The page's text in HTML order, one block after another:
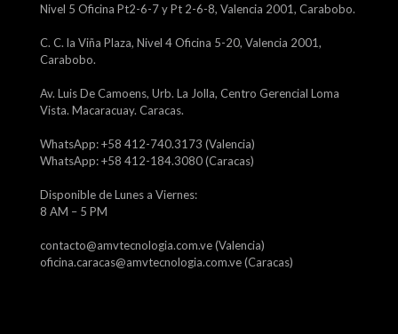
Nivel 5 Oficina Pt2-6-7 y Pt 2-6-8, Valencia 2001, Carabobo.
C. C. la Viña Plaza, Nivel 4 Oficina 5-20, Valencia 2001,
Carabobo.
Av. Luis De Camoens, Urb. La Jolla, Centro Gerencial Loma
Vista. Macaracuay. Caracas.
WhatsApp: +58 412-740.3173 (Valencia)
WhatsApp: +58 412-184.3080 (Caracas)
Disponible de Lunes a Viernes:
8 AM – 5 PM
contacto@amvtecnologia.com.ve (Valencia)
oficina.caracas@amvtecnologia.com.ve (Caracas)